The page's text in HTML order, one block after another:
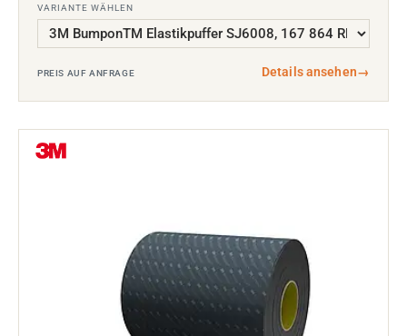
VARIANTE WÄHLEN
PREIS AUF ANFRAGE Details ansehen→